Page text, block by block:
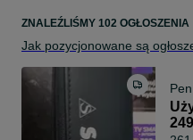
ZNALEŹLIŚMY 102 OGŁOSZENIA
Jak pozycjonowane są